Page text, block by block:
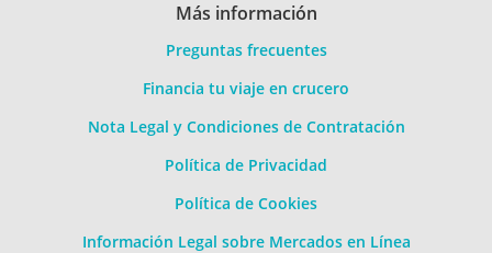
Más información
Preguntas frecuentes
Financia tu viaje en crucero
Nota Legal y Condiciones de Contratación
Política de Privacidad
Política de Cookies
Información Legal sobre Mercados en Línea